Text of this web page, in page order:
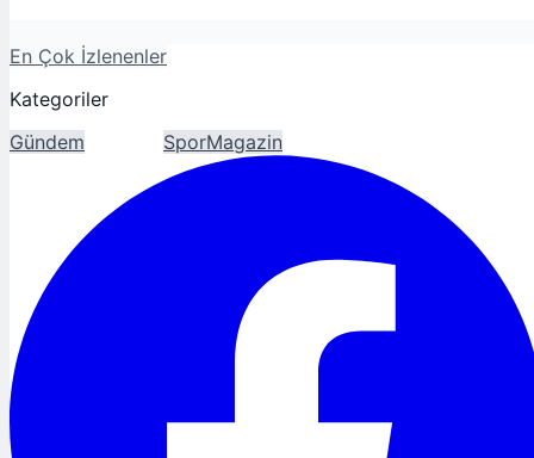
En Çok İzlenenler
Kategoriler
Gündem
SporMagazin